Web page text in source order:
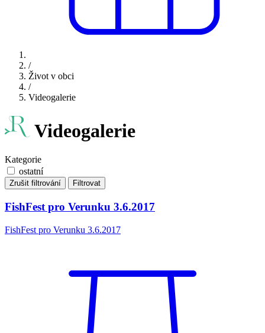
/
Život v obci
/
Videogalerie
Videogalerie
Kategorie
ostatní
Zrušit filtrování Filtrovat
FishFest pro Verunku 3.6.2017
FishFest pro Verunku 3.6.2017